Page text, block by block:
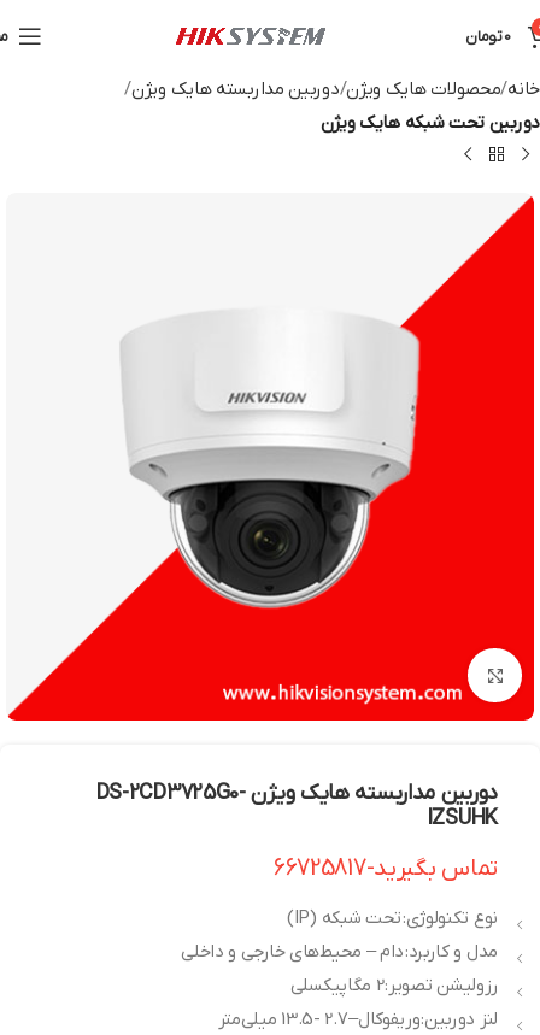
0تومان
خانه محصولات هایک ویژن دوربین مداربسته هایک ویژن
دوربین تحت شبکه هایک ویژن
بزرگنمایی تصویر
دوربین مداربسته هایک ویژن DS-2CD3725G0-
IZSUHK
تماس بگیرید-66725817
نوع تکنولوژی: تحت شبکه (IP)
مدل و کاربرد: دام – محیط‌های خارجی و داخلی
رزولیشن تصویر: 2 مگاپیکسلی
لنز دوربین: وریفوکال– 2.7 -13.5 میلی‌متر